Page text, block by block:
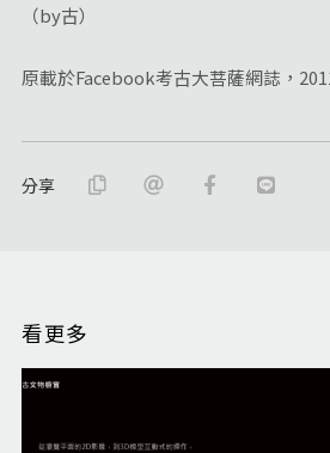
（by古）
原載於Facebook考古大菩薩網誌，
分享
看更多